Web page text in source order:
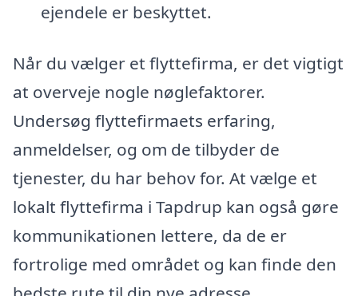
ejendele er beskyttet.
Når du vælger et flyttefirma, er det vigtigt
at overveje nogle nøglefaktorer.
Undersøg flyttefirmaets erfaring,
anmeldelser, og om de tilbyder de
tjenester, du har behov for. At vælge et
lokalt flyttefirma i Tapdrup kan også gøre
kommunikationen lettere, da de er
fortrolige med området og kan finde den